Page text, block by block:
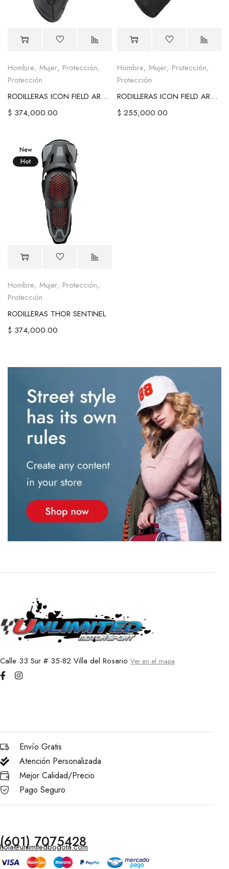
Hombre, Mujer, Protección,
Protección
RODILLERAS ICON FIELD ARMOR 3
$ 374,000.00
Hombre, Mujer, Protección,
Protección
RODILLERAS ICON FIELD ARMOR STREET
$ 255,000.00
New
Hot
Hombre, Mujer, Protección,
Protección
RODILLERAS THOR SENTINEL
$ 374,000.00
Calle 33 Sur # 35-82 Villa del Rosario Ver en el mapa
Envío Gratis
Atención Personalizada
Mejor Calidad/Precio
Pago Seguro
(601) 7075428
hola@unlimitedbogota.com